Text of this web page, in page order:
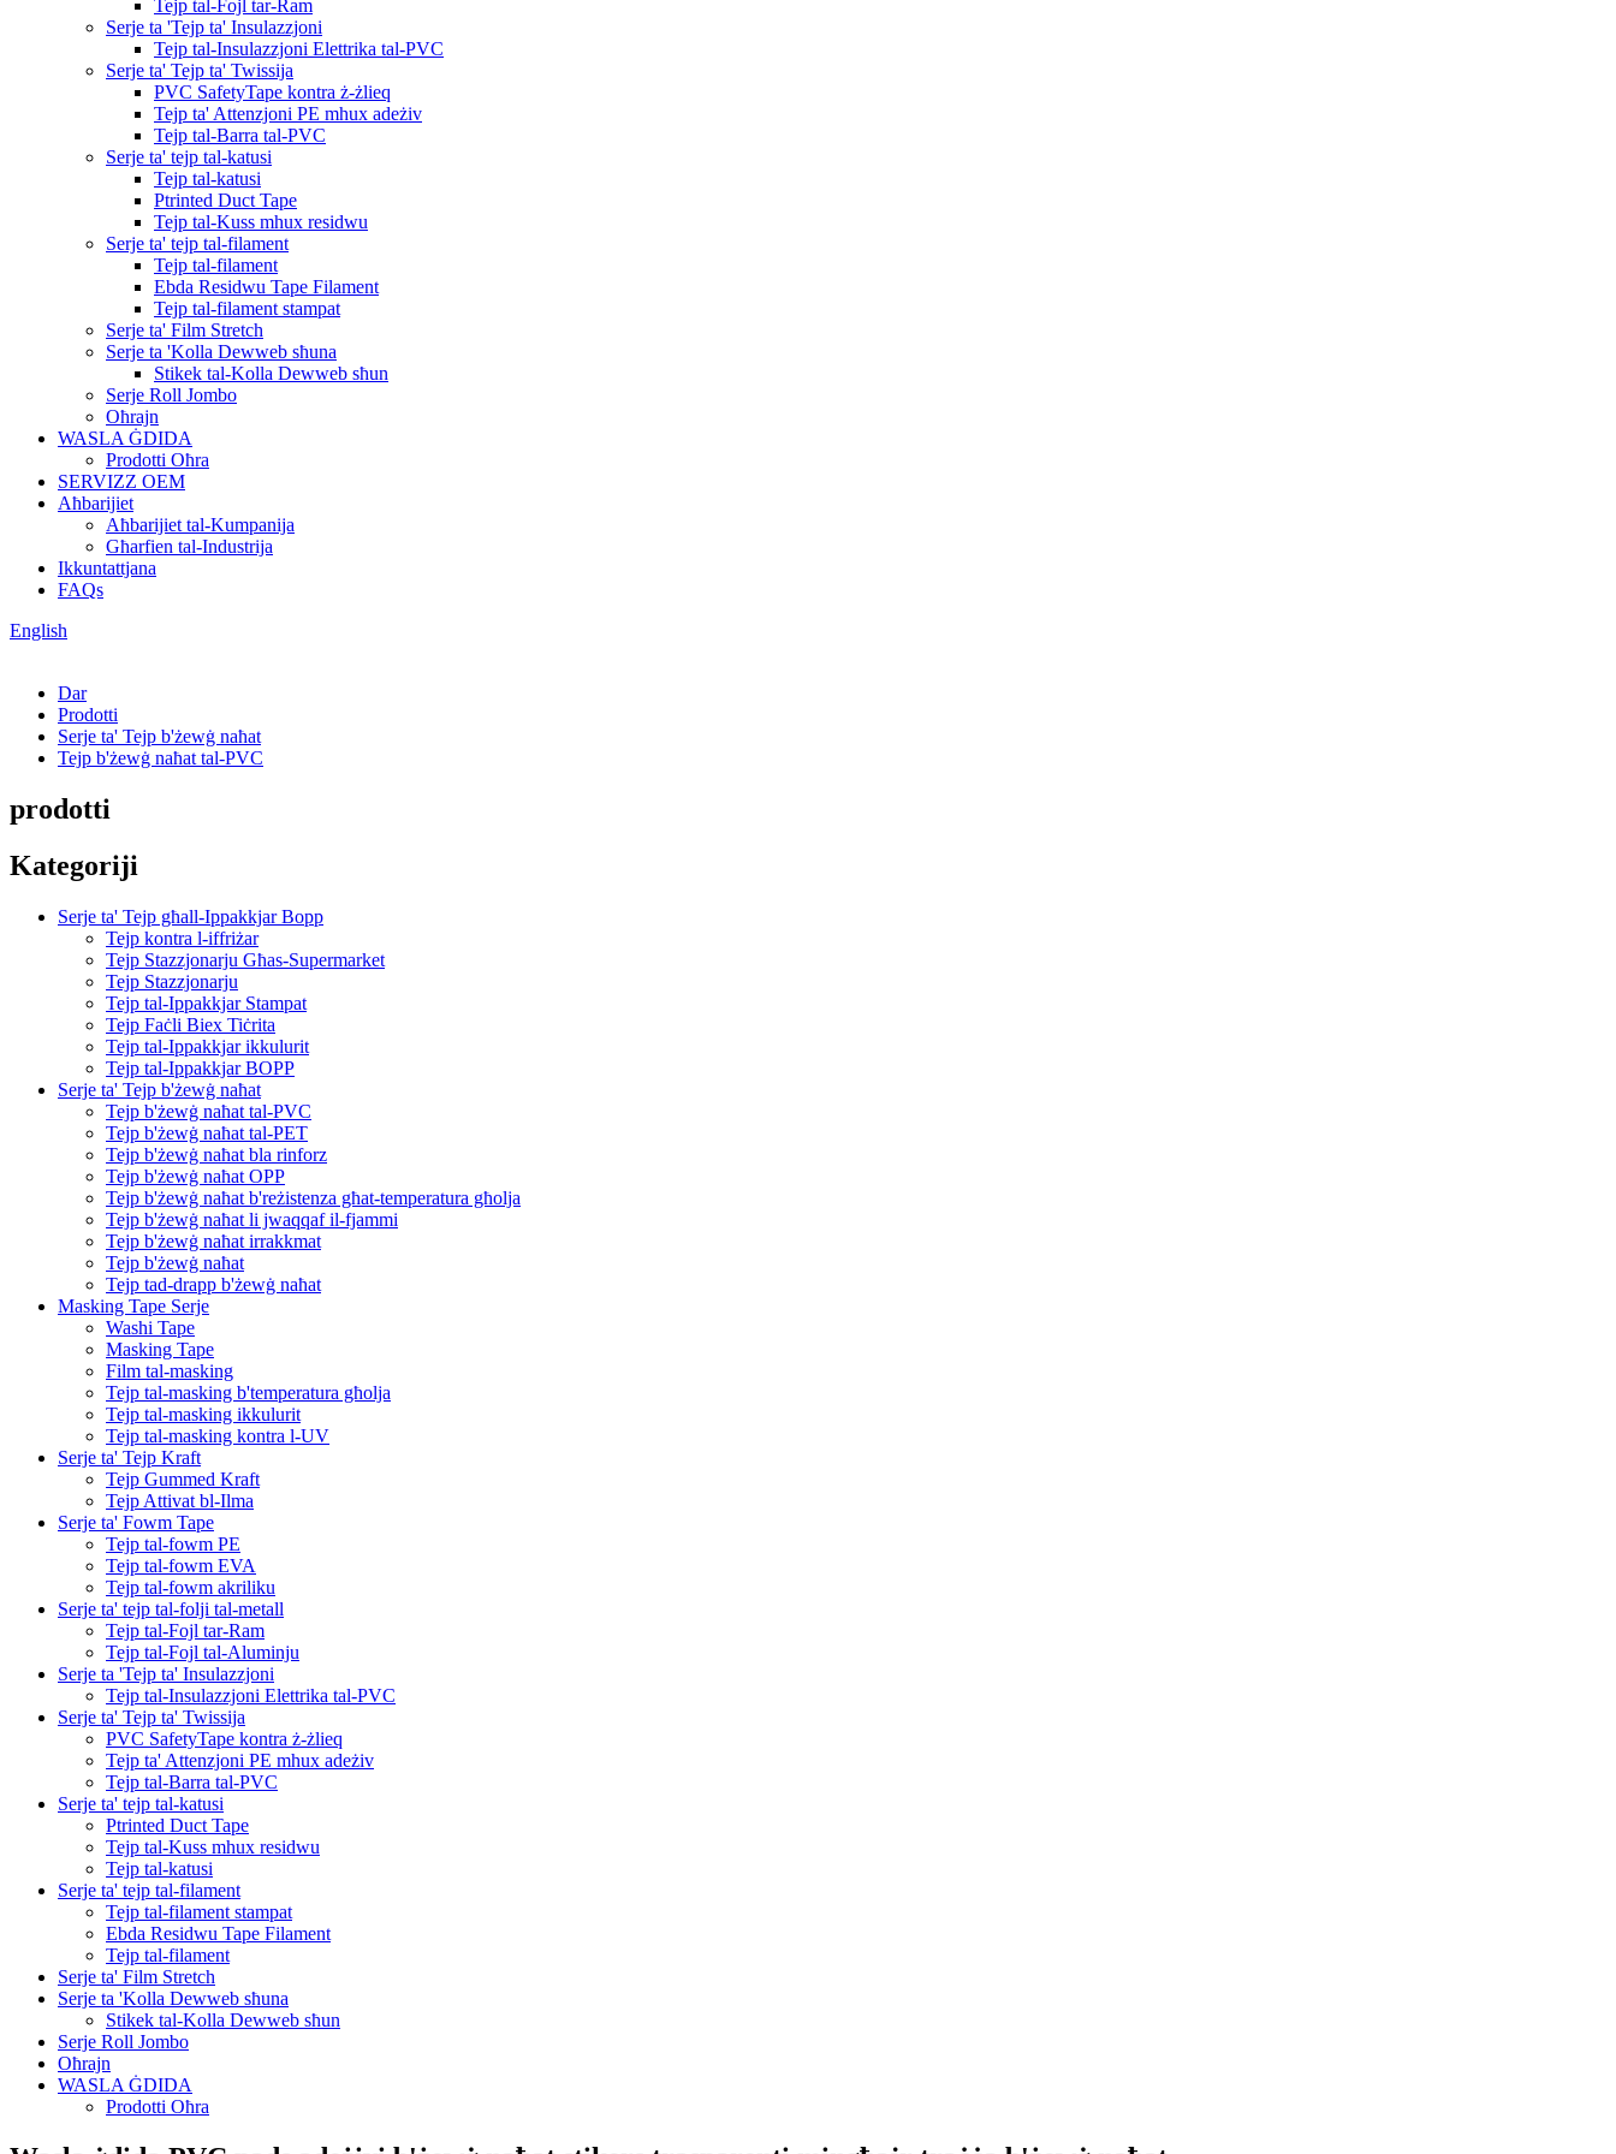
Tejp tal-Fojl tar-Ram
Serje ta 'Tejp ta' Insulazzjoni
Tejp tal-Insulazzjoni Elettrika tal-PVC
Serje ta' Tejp ta' Twissija
PVC SafetyTape kontra ż-żlieq
Tejp ta' Attenzjoni PE mhux adeżiv
Tejp tal-Barra tal-PVC
Serje ta' tejp tal-katusi
Tejp tal-katusi
Ptrinted Duct Tape
Tejp tal-Kuss mhux residwu
Serje ta' tejp tal-filament
Tejp tal-filament
Ebda Residwu Tape Filament
Tejp tal-filament stampat
Serje ta' Film Stretch
Serje ta 'Kolla Dewweb sħuna
Stikek tal-Kolla Dewweb sħun
Serje Roll Jombo
Oħrajn
WASLA ĠDIDA
Prodotti Oħra
SERVIZZ OEM
Aħbarijiet
Aħbarijiet tal-Kumpanija
Għarfien tal-Industrija
Ikkuntattjana
FAQs
English
Dar
Prodotti
Serje ta' Tejp b'żewġ naħat
Tejp b'żewġ naħat tal-PVC
prodotti
Kategoriji
Serje ta' Tejp għall-Ippakkjar Bopp
Tejp kontra l-iffriżar
Tejp Stazzjonarju Għas-Supermarket
Tejp Stazzjonarju
Tejp tal-Ippakkjar Stampat
Tejp Faċli Biex Tiċrita
Tejp tal-Ippakkjar ikkulurit
Tejp tal-Ippakkjar BOPP
Serje ta' Tejp b'żewġ naħat
Tejp b'żewġ naħat tal-PVC
Tejp b'żewġ naħat tal-PET
Tejp b'żewġ naħat bla rinforz
Tejp b'żewġ naħat OPP
Tejp b'żewġ naħat b'reżistenza għat-temperatura għolja
Tejp b'żewġ naħat li jwaqqaf il-fjammi
Tejp b'żewġ naħat irrakkmat
Tejp b'żewġ naħat
Tejp tad-drapp b'żewġ naħat
Masking Tape Serje
Washi Tape
Masking Tape
Film tal-masking
Tejp tal-masking b'temperatura għolja
Tejp tal-masking ikkulurit
Tejp tal-masking kontra l-UV
Serje ta' Tejp Kraft
Tejp Gummed Kraft
Tejp Attivat bl-Ilma
Serje ta' Fowm Tape
Tejp tal-fowm PE
Tejp tal-fowm EVA
Tejp tal-fowm akriliku
Serje ta' tejp tal-folji tal-metall
Tejp tal-Fojl tar-Ram
Tejp tal-Fojl tal-Aluminju
Serje ta 'Tejp ta' Insulazzjoni
Tejp tal-Insulazzjoni Elettrika tal-PVC
Serje ta' Tejp ta' Twissija
PVC SafetyTape kontra ż-żlieq
Tejp ta' Attenzjoni PE mhux adeżiv
Tejp tal-Barra tal-PVC
Serje ta' tejp tal-katusi
Ptrinted Duct Tape
Tejp tal-Kuss mhux residwu
Tejp tal-katusi
Serje ta' tejp tal-filament
Tejp tal-filament stampat
Ebda Residwu Tape Filament
Tejp tal-filament
Serje ta' Film Stretch
Serje ta 'Kolla Dewweb sħuna
Stikek tal-Kolla Dewweb sħun
Serje Roll Jombo
Oħrajn
WASLA ĠDIDA
Prodotti Oħra